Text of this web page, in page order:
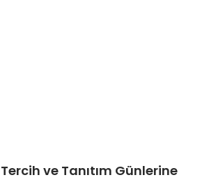
ve Tanıtım Günlerine